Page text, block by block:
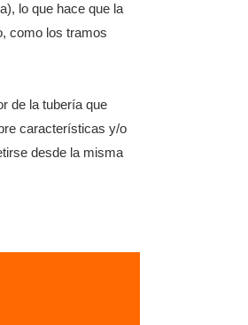
lo que hace que la
como los tramos
de la tubería que
características y/o
desde la misma